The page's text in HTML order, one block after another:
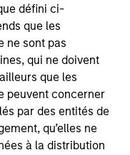
défini ci-
que les
ne sont pas
qui ne doivent
que les
peuvent concerner
par des entités de
qu’elles ne
à la distribution
is the largest
("NGEE")
by revenue.